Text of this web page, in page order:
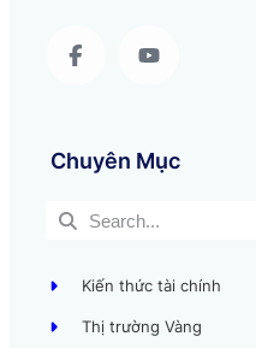
Chuyên Mục
Kiến thức tài chính
Thị trường Vàng